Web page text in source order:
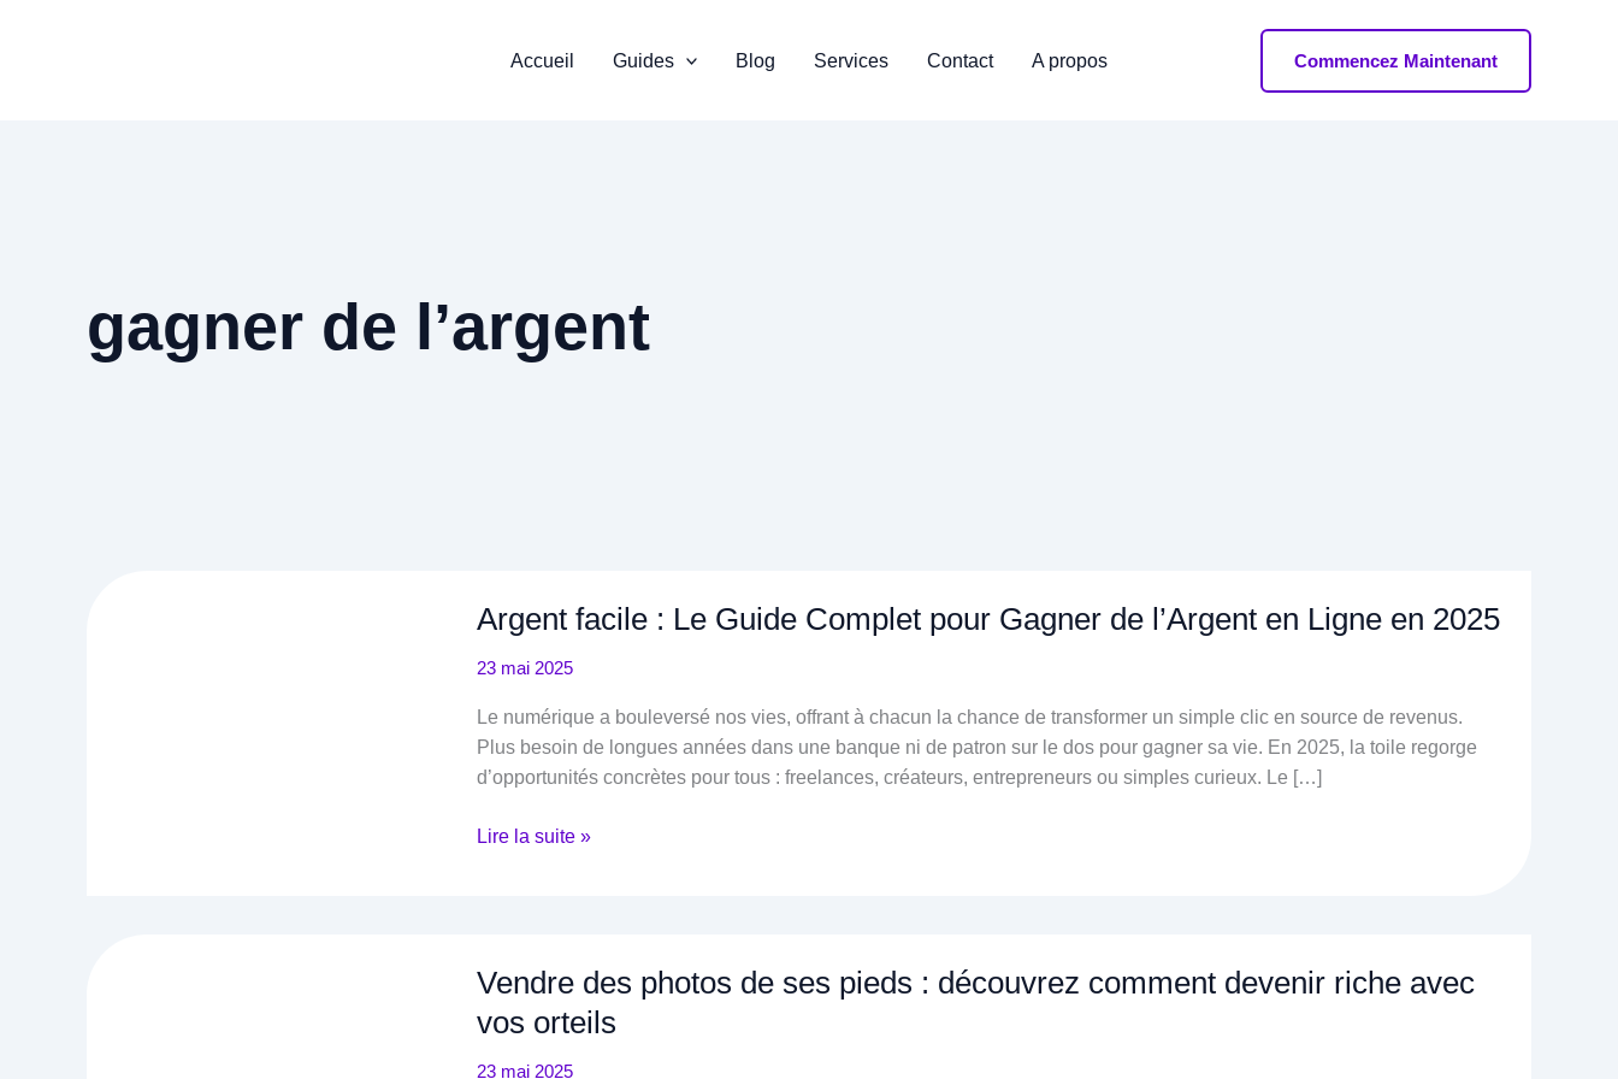
Accueil Guides Blog Services Contact A propos Commencez Maintenant
gagner de l’argent
Argent facile : Le Guide Complet pour Gagner de l’Argent en Ligne en 2025
23 mai 2025
Le numérique a bouleversé nos vies, offrant à chacun la chance de transformer un simple clic en source de revenus.
Plus besoin de longues années dans une banque ni de patron sur le dos pour gagner sa vie. En 2025, la toile regorge
d’opportunités concrètes pour tous : freelances, créateurs, entrepreneurs ou simples curieux. Le […]
Argent
Complet
pour
Lire la suite »
Vendre des photos de ses pieds : découvrez comment devenir riche avec
vos orteils
23 mai 2025